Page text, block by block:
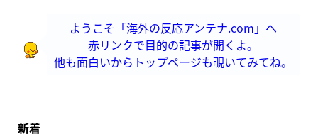
ようこそ「海外の反応アンテナ.com」へ
赤リンクで目的の記事が開くよ。
他も面白いからトップページも覗いてみてね。
新着